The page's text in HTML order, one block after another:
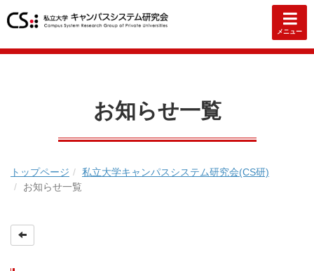
メニュー
お知らせ一覧
トップページ
私立大学キャンパスシステム研究会(CS研)
お知らせ一覧